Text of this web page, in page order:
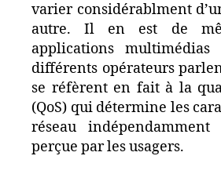
varier considérablment
autre. Il en est de
applications
différents opérateurs
se réfèrent en fait à la
(QoS) qui détermine les
réseau
perçue par les usagers.